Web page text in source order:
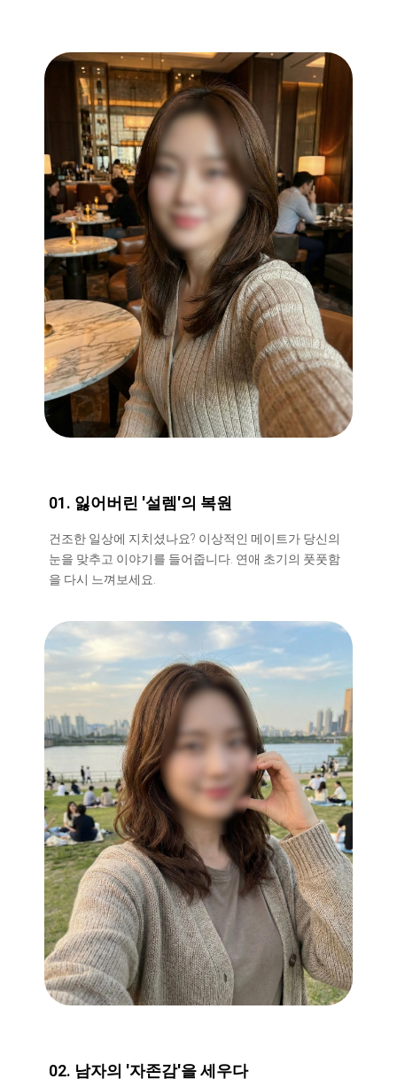
01. 잃어버린 '설렘'의 복원
건조한 일상에 지치셨나요? 이상적인 메이트가 당신의
눈을 맞추고 이야기를 들어줍니다. 연애 초기의 풋풋함
을 다시 느껴보세요.
02. 남자의 '자존감'을 세우다